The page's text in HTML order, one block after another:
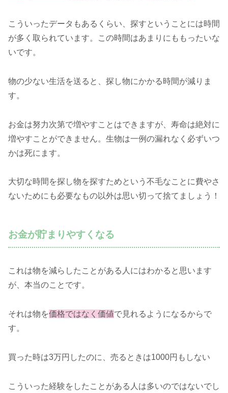
こういったデータもあるくらい、探すということには時間
が多く取られています。この時間はあまりにももったいな
いです。
物の少ない生活を送ると、探し物にかかる時間が減りま
す。
お金は努力次第で増やすことはできますが、寿命は絶対に
増やすことができません。生物は一例の漏れなく必ずいつ
かは死にます。
大切な時間を探し物を探すためという不毛なことに費やさ
ないためにも必要なもの以外は思い切って捨てましょう！
お金が貯まりやすくなる
これは物を減らしたことがある人にはわかると思います
が、本当のことです。
それは物を価格ではなく価値で見れるようになるからで
す。
買った時は3万円したのに、売るときは1000円もしない
こういった経験をしたことがある人は多いのではないでし